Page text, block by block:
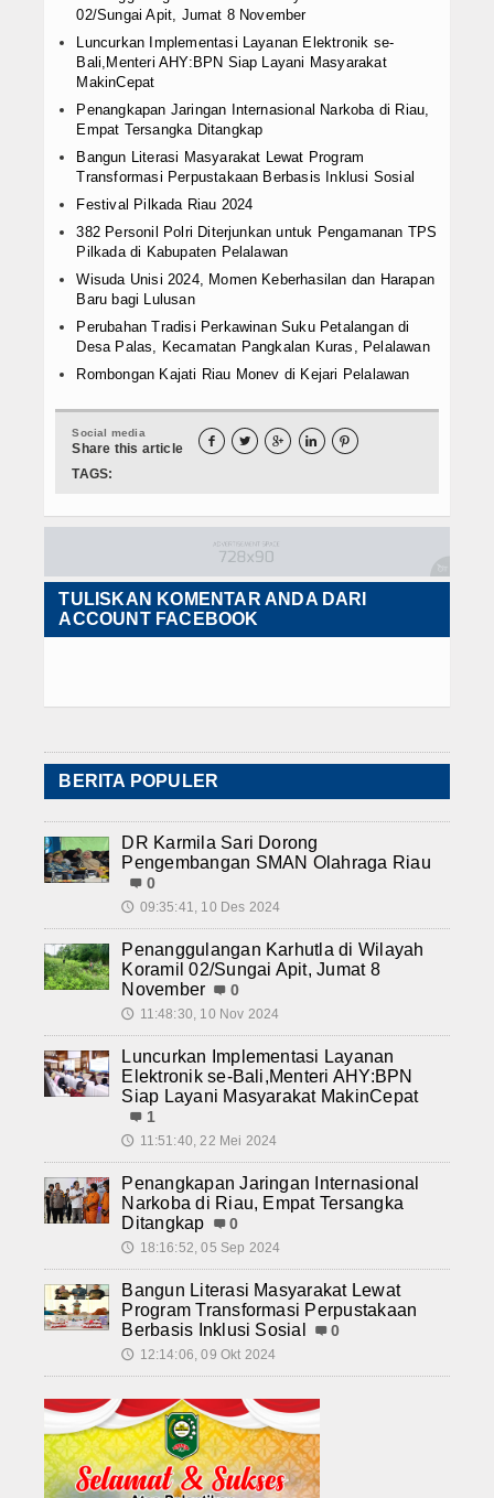
02/Sungai Apit, Jumat 8 November
Luncurkan Implementasi Layanan Elektronik se-
Bali,Menteri AHY:BPN Siap Layani Masyarakat
MakinCepat
Penangkapan Jaringan Internasional Narkoba di Riau,
Empat Tersangka Ditangkap
Bangun Literasi Masyarakat Lewat Program
Transformasi Perpustakaan Berbasis Inklusi Sosial
Festival Pilkada Riau 2024
382 Personil Polri Diterjunkan untuk Pengamanan TPS
Pilkada di Kabupaten Pelalawan
Wisuda Unisi 2024, Momen Keberhasilan dan Harapan
Baru bagi Lulusan
Perubahan Tradisi Perkawinan Suku Petalangan di
Desa Palas, Kecamatan Pangkalan Kuras, Pelalawan
Rombongan Kajati Riau Monev di Kejari Pelalawan
Social media
Share this article     
TAGS:
TULISKAN KOMENTAR ANDA DARI
ACCOUNT FACEBOOK
BERITA POPULER
DR Karmila Sari Dorong
Pengembangan SMAN Olahraga Riau
0
🕔 09:35:41, 10 Des 2024
Penanggulangan Karhutla di Wilayah
Koramil 02/Sungai Apit, Jumat 8
November
0
🕔 11:48:30, 10 Nov 2024
Luncurkan Implementasi Layanan
Elektronik se-Bali,Menteri AHY:BPN
Siap Layani Masyarakat MakinCepat
1
🕔 11:51:40, 22 Mei 2024
Penangkapan Jaringan Internasional
Narkoba di Riau, Empat Tersangka
Ditangkap
0
🕔 18:16:52, 05 Sep 2024
Bangun Literasi Masyarakat Lewat
Program Transformasi Perpustakaan
Berbasis Inklusi Sosial
0
🕔 12:14:06, 09 Okt 2024